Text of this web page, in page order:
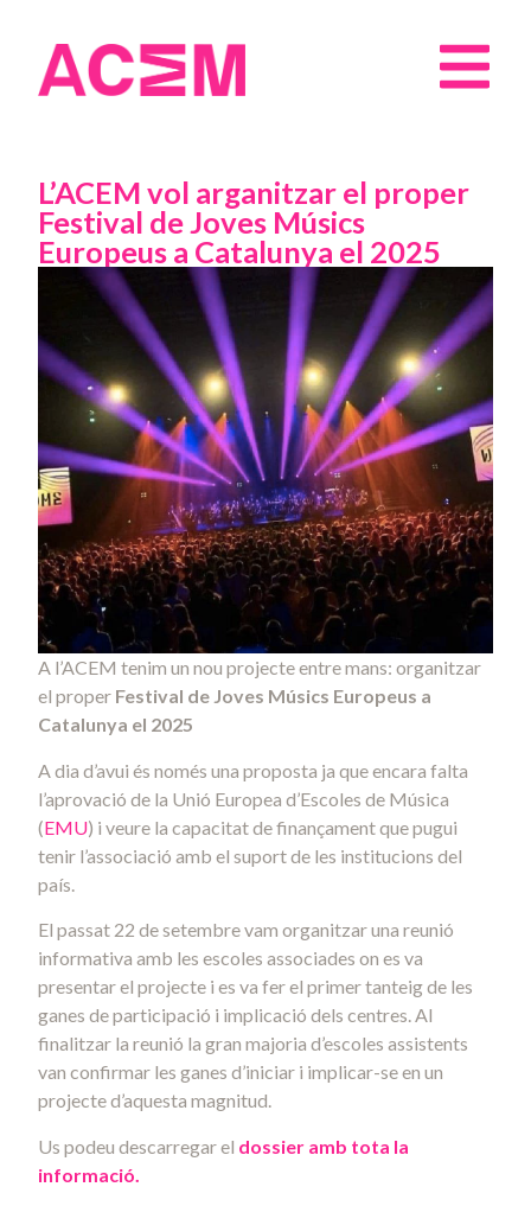
L’ACEM vol arganitzar el proper
Festival de Joves Músics
Europeus a Catalunya el 2025
A l’ACEM tenim un nou projecte entre mans: organitzar
el proper Festival de Joves Músics Europeus a
Catalunya el 2025
A dia d’avui és només una proposta ja que encara falta
l’aprovació de la Unió Europea d’Escoles de Música
(EMU) i veure la capacitat de finançament que pugui
tenir l’associació amb el suport de les institucions del
país.
El passat 22 de setembre vam organitzar una reunió
informativa amb les escoles associades on es va
presentar el projecte i es va fer el primer tanteig de les
ganes de participació i implicació dels centres. Al
finalitzar la reunió la gran majoria d’escoles assistents
van confirmar les ganes d’iniciar i implicar-se en un
projecte d’aquesta magnitud.
Us podeu descarregar el dossier amb tota la
informació.